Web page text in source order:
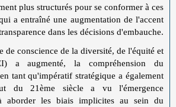
plus structurés pour se conformer à ces
a entraîné une augmentation de l'accent
dans les décisions d'embauche.
de conscience de la diversité, de l'équité et
a augmenté, la compréhension du
tant qu'impératif stratégique a également
du 21ème siècle a vu l'émergence
aborder les biais implicites au sein du